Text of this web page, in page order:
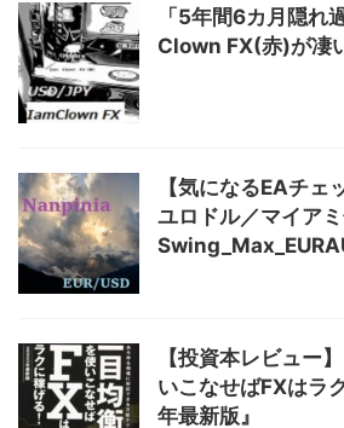
「5年間6カ月隠れ
Clown FX(赤)が凄
【気になるEAチェ
ユロドル／マイア
【投資本レビュー
いこなせばFXはラ
年最新版』